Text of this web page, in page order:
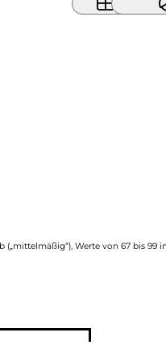
Werte von 67 bis 99